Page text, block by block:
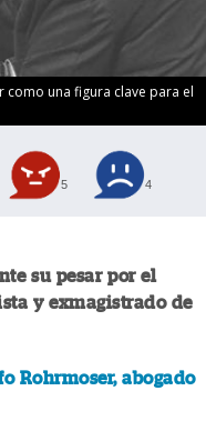
una figura clave para el
5 4
su pesar por el
y exmagistrado de
Rohrmoser, abogado